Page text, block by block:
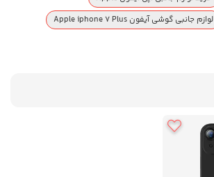
لوازم جانبی گوشی آیفون Apple iphone 7 Plus